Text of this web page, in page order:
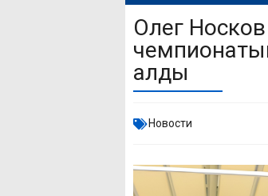
Олег
алды
Новости